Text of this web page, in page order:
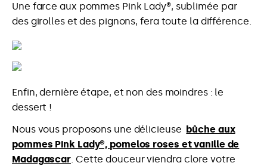
Une farce aux pommes Pink Lady®, sublimée par
des girolles et des pignons, fera toute la différence.
Enfin, dernière étape, et non des moindres : le
dessert !
Nous vous proposons une délicieuse bûche aux
pommes Pink Lady®, pomelos roses et vanille de
Madagascar. Cette douceur viendra clore votre